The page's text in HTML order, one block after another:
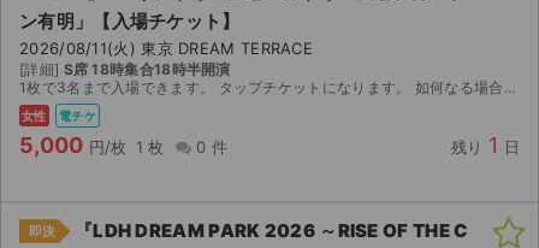
ン有明」【入場チケット】
2026/08/11(火) 東京 DREAM TERRACE
[詳細] S席 18時集合18時半開演
1枚で3名まで入場できます。 タップチケットになります。 如何なる場合も返金対応不可。
女性 電チケ
5,000 円/枚 1 枚 0 件 残り 1 日
即決
『LDH DREAM PARK 2026 ～RISE OF THE C